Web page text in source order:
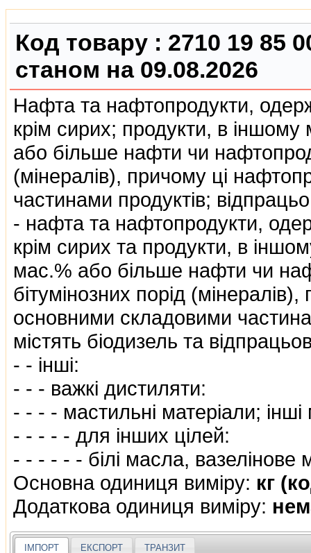
Код товару : 2710 19 85
станом на 09.08.2026
Нафта та нафтопродукти,
крiм сирих; продукти, в iншому
або бiльше нафти чи
(мiнералiв), причому цi
частинами продуктiв;
- нафта та нафтопродукти,
крiм сирих та продукти, в
мас.% або бiльше нафти чи
бiтумiнозних порiд (мiнералiв),
основними складовими
мiстять бiодизель та
- - iншi:
- - - важкi дистиляти:
- - - - мастильнi матерiали; iншi
- - - - - для iнших цiлей:
- - - - - - бiлi масла, вазелiнове
Основна одиниця виміру: кг
Додаткова одиниця виміру:
ІМПОРТ ЕКСПОРТ ТРАНЗИТ